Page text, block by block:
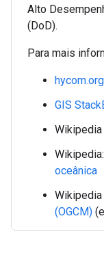
Alto
(DoD).
Para mais
hycom.org
GIS
Wikipedia
Wikipedia:
oceânica
Wikipedia
(OGCM)